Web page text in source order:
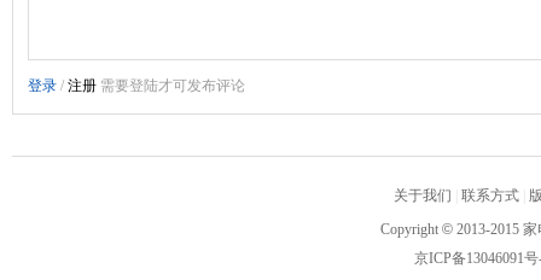
关于我们 联系方式
Copyright © 2013-2015
京ICP备13046091号